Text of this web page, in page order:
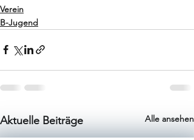
Verein
B-Jugend
Aktuelle Beiträge Alle ansehen